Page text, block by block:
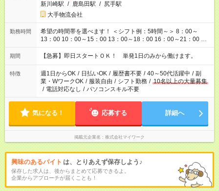
新川崎駅 / 鹿島田駅 / 尻手駅
大手物流会社
勤務時間
希望の時間帯を選べます！ ＜シフト例：5時間～＞ 8：00～
13：00 10：00～15：00 13：00～18：00 16：00～21：00 ＜
シフト例：8時間～＞ ・10：00～19：00 ・13：00～22：00 ・
22：00～翌6：00 など！是非ご希望をお聞かせください！
期間 【急募】即日スタートＯＫ！ 単発1日のみから働けます。
特徴 週1日からOK / 日払いOK / 履歴書不要 / 40～50代活躍中 / 副
業・WワークOK / 服装自由 / シフト勤務 / 10名以上の大量募集
/ 電話対応なし / パソコンスキル不要
気になる！ 応募する 詳細へ
掲載元企業名 株式会社マイワーク
興味のあるバイト は、とりあえず保存しよう♪
保存した求人は、後からまとめて応募できるよ。
企業からアプローチが届くことも！